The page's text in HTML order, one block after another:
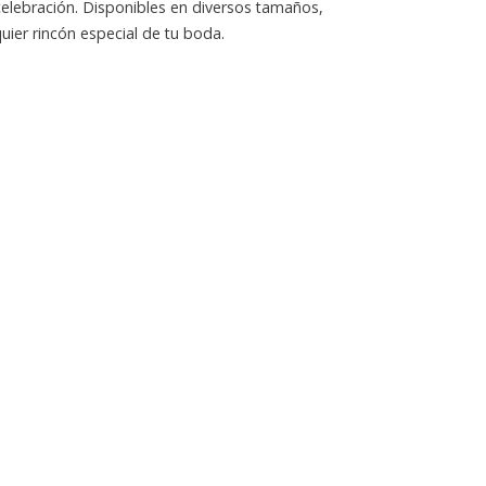
Disponibles en diversos tamaños,
rincón especial de tu boda.